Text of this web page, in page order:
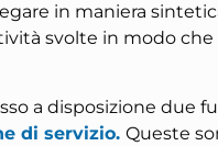
in maniera
svolte in modo che
a disposizione due
di servizio. Queste